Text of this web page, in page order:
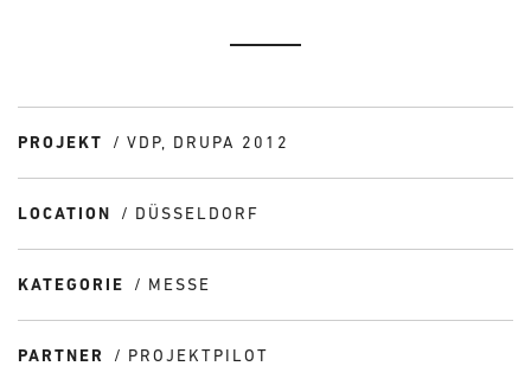
PROJEKT VDP, DRUPA 2012
LOCATION DÜSSELDORF
KATEGORIE MESSE
PARTNER PROJEKTPILOT